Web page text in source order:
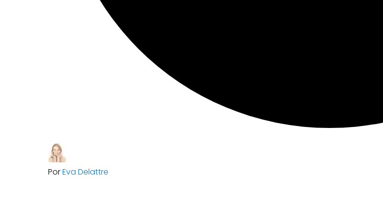
PorEva Delattre